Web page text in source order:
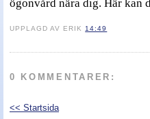
ögonvård nära dig. Här kan
UPPLAGD AV ERIK 14:49
0 KOMMENTARER:
<< Startsida